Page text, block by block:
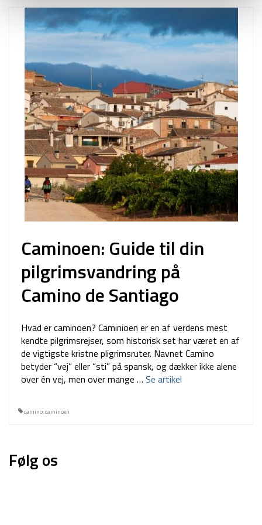
Caminoen: Guide til din
pilgrimsvandring på
Camino de Santiago
Hvad er caminoen? Caminioen er en af verdens mest
kendte pilgrimsrejser, som historisk set har været en af
de vigtigste kristne pligrimsruter. Navnet Camino
betyder “vej” eller “sti” på spansk, og dækker ikke alene
over én vej, men over mange … Se artikel
camino,caminoen
Følg os